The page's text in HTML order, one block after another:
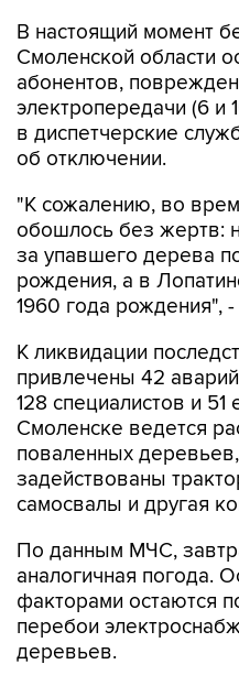
В настоящий момент
Смоленской области
абонентов,
электропередачи (6 и
в диспетчерские
об отключении.
"К сожалению, во
обошлось без жертв:
за упавшего дерева
рождения, а в
1960 года рождения",
К ликвидации
привлечены 42
128 специалистов и
Смоленске ведется
поваленных
задействованы
самосвалы и другая
По данным МЧС,
аналогичная погода.
факторами остаются
перебои
деревьев.